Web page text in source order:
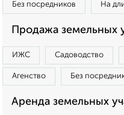
Без посредников На
Продажа земельных
ИЖС Садоводство
Агенство Без
Аренда земельных